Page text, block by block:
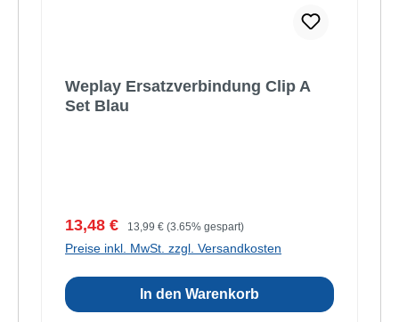
Weplay Ersatzverbindung Clip A
Set Blau
Verkaufspreis:
13,48 € Regulärer Preis:
13,99 € (3.65% gespart)
Preise inkl. MwSt. zzgl. Versandkosten
In den Warenkorb